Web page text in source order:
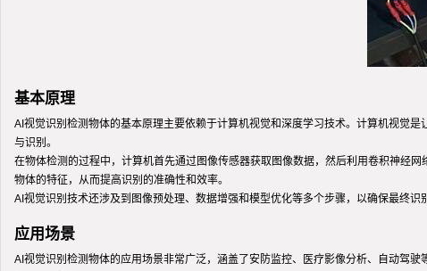
基本原理
AI视觉识别检测物体的基本原理主要依赖于计算机视觉和深度学习技术。计算机视觉
与识别。
在物体检测的过程中，计算机首先通过图像传感器获取图像数据，然后利用卷积神经
物体的特征，从而提高识别的准确性和效率。
AI视觉识别技术还涉及到图像预处理、数据增强和模型优化等多个步骤，以确保最终
应用场景
AI视觉识别检测物体的应用场景非常广泛，涵盖了安防监控、医疗影像分析、自动驾